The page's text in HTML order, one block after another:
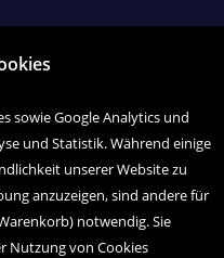
sowie Google Analytics und
und Statistik. Während einige
unserer Website zu
anzuzeigen, sind andere für
notwendig. Sie
Nutzung von Cookies